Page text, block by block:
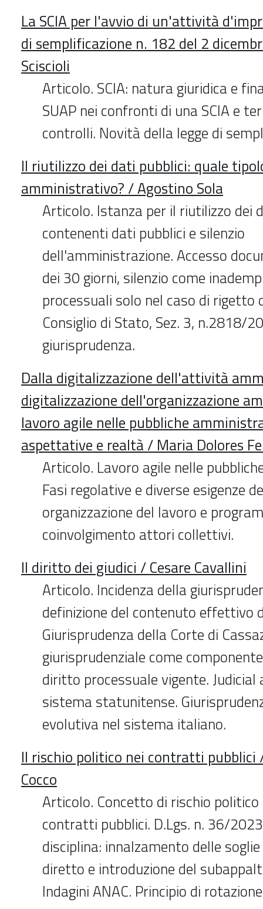
La SCIA per l'avvio di un'attività
di semplificazione n. 182 del 2
Sciscioli
Articolo. SCIA: natura giuridica e
SUAP nei confronti di una SCIA e
controlli. Novità della legge di
Il riutilizzo dei dati pubblici: quale
amministrativo? / Agostino Sola
Articolo. Istanza per il riutilizzo dei
contenenti dati pubblici e silenzio
dell'amministrazione. Accesso
dei 30 giorni, silenzio come
processuali solo nel caso di rigetto
Consiglio di Stato, Sez. 3, n.2818/
giurisprudenza.
Dalla digitalizzazione dell'attività
digitalizzazione dell'organizzazione
lavoro agile nelle pubbliche
aspettative e realtà / Maria Dolores
Articolo. Lavoro agile nelle
Fasi regolative e diverse esigenze
organizzazione del lavoro e
coinvolgimento attori collettivi.
Il diritto dei giudici / Cesare Cavallini
Articolo. Incidenza della
definizione del contenuto effettivo
Giurisprudenza della Corte di
giurisprudenziale come
diritto processuale vigente.
sistema statunitense.
evolutiva nel sistema italiano.
Il rischio politico nei contratti pubblici
Cocco
Articolo. Concetto di rischio
contratti pubblici. D.Lgs. n. 36/
disciplina: innalzamento delle
diretto e introduzione del
Indagini ANAC. Principio di